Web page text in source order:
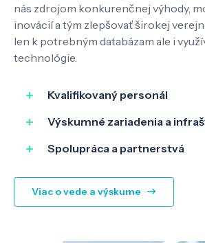
nás zdrojom konkurenčnej výhody,
inovácií a tým zlepšovať širokej
len k potrebným databázam ale i
technológie.
Kvalifikovaný personál
Výskumné zariadenia a
Spolupráca a partnerstvá
Viac o vede a výskume